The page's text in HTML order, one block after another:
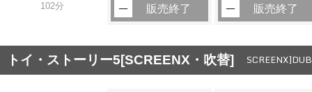
102分 販売終了 販売終了
トイ・ストーリー5[SCREENX・吹替]